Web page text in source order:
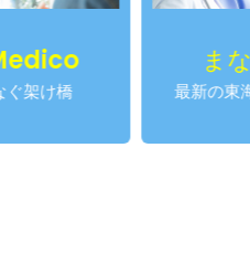
まなこせんせい
最新の東海地区の医師求人情報